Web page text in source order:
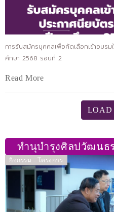
การรับสมัครบุคคลเพื่อคัดเลือกเข้าอบร
ศึกษา 2568 รอบที่ 2
Read More
LOAD
ทำนุบำรุงศิลปวัฒนธ
กิจกรรม - โครงการ